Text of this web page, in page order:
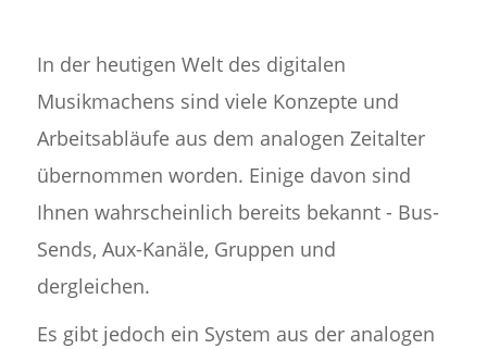
In der heutigen Welt des digitalen
Musikmachens sind viele Konzepte und
Arbeitsabläufe aus dem analogen Zeitalter
übernommen worden. Einige davon sind
Ihnen wahrscheinlich bereits bekannt - Bus-
Sends, Aux-Kanäle, Gruppen und
dergleichen.
Es gibt jedoch ein System aus der analogen